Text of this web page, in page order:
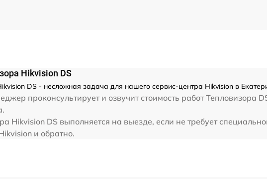
Hikvision DS
DS - несложная задача для нашего сервис-центра Hikvision в
проконсультирует и озвучит стоимость работ Тепловизора
Hikvision DS выполняется на выезде, если не требует
и обратно.